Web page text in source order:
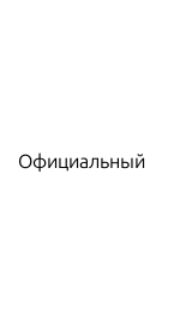
Официальный